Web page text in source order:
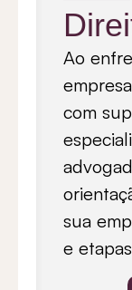
Ao
com
sua
e